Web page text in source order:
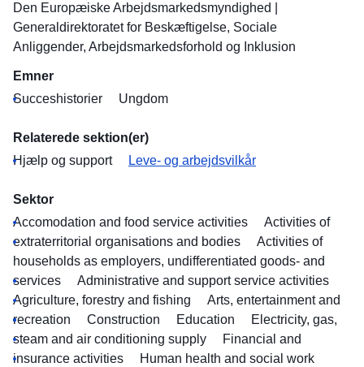
Den Europæiske Arbejdsmarkedsmyndighed
Generaldirektoratet for Beskæftigelse, Sociale
Anliggender, Arbejdsmarkedsforhold og Inklusion
Emner
Succeshistorier
Ungdom
Relaterede sektion(er)
Hjælp og support
Leve- og arbejdsvilkår
Sektor
Accomodation and food service activities
Activities of
extraterritorial organisations and bodies
Activities of
households as employers, undifferentiated goods- and
services
Administrative and support service activities
Agriculture, forestry and fishing
Arts, entertainment and
recreation
Construction Education
Electricity, gas,
steam and air conditioning supply
Financial and
insurance activities
Human health and social work